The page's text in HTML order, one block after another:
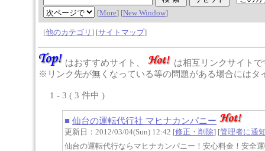
[More] [New Window]
[他のカテゴリ ] [サイトマップ]
はおすすめサイト、
は相互リンクサイト
※リンク先が無くなっている等の問題がある場合にはタ
1 - 3 ( 3 件中 )
■ 仙台の運転代行社 マヒナカンパニー
更新日：2012/03/04(Sun) 12:42 [修正・削除] [管理者に通
仙台の運転代行ならマヒナカンパニー！安心料金！安全